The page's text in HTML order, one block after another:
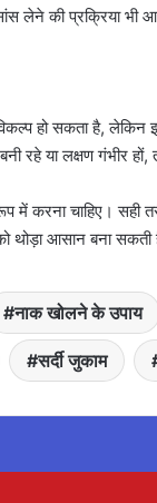
की प्रक्रिया भी
हो सकता है, लेकिन
रहे या लक्षण गंभीर हों,
में करना चाहिए। सही
थोड़ा आसान बना सकती
नाक खोलने के उपाय
सर्दी जुकाम